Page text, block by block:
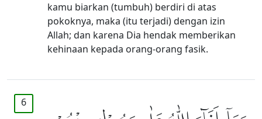
kamu biarkan (tumbuh) berdiri di atas
pokoknya, maka (itu terjadi) dengan izin
Allah; dan karena Dia hendak memberikan
kehinaan kepada orang-orang fasik.
6